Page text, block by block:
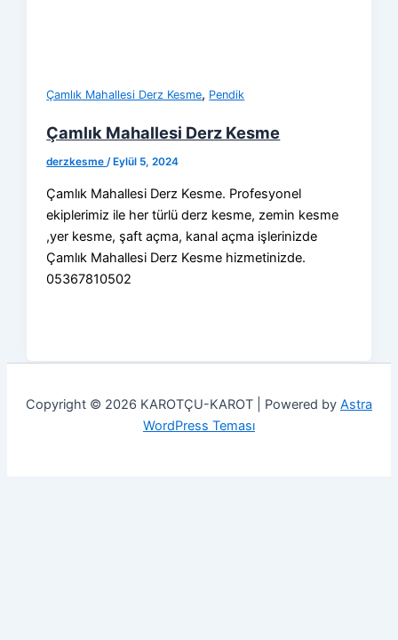
Çamlık Mahallesi Derz Kesme, Pendik
Çamlık Mahallesi Derz Kesme
derzkesme/ Eylül 5, 2024
Çamlık Mahallesi Derz Kesme. Profesyonel
ekiplerimiz ile her türlü derz kesme, zemin kesme
,yer kesme, şaft açma, kanal açma işlerinizde
Çamlık Mahallesi Derz Kesme hizmetinizde.
05367810502
Copyright © 2026 KAROTÇU-KAROT | Powered by Astra
WordPress Teması